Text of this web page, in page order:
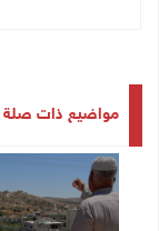
مواضيع ذات صلة